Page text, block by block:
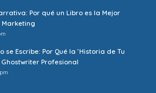
Por qué un Libro es la Mejor
se Escribe: Por Qué la ‘Historia de Tu
Ghostwriter Profesional